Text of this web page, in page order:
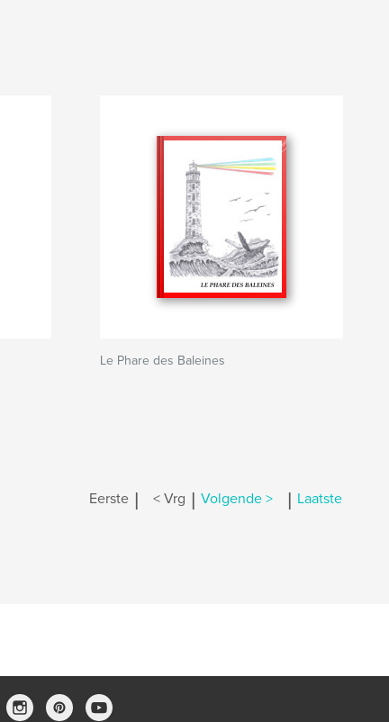
Le Phare des Baleines
Eerste | < Vrg | Volgende > | Laatste